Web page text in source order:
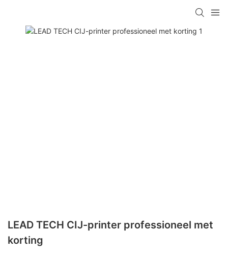
LEAD TECH CIJ-printer professioneel met
korting